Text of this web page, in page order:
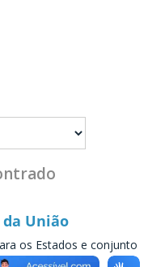
União
os Estados e conjunto